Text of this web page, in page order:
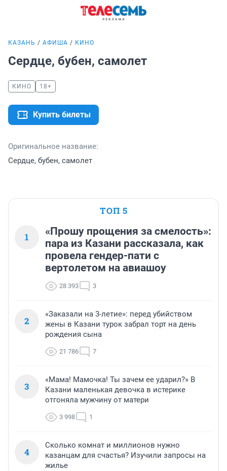
КАЗАНЬ АФИША КИНО
Сердце, бубен, самолет
КИНО 18+
Купить билеты
Оригинальное название:
Сердце, бубен, самолет
ТОП 5
1
«Прошу прощения за смелость»:
пара из Казани рассказала, как
провела гендер-пати с
вертолетом на авиашоу
28 393 3
2
«Заказали на 3-летие»: перед убийством
жены в Казани турок забрал торт на день
рождения сына
21 786 7
3
«Мама! Мамочка! Ты зачем ее ударил?» В
Казани маленькая девочка в истерике
отгоняла мужчину от матери
3 998 1
4
Сколько комнат и миллионов нужно
казанцам для счастья? Изучили запросы на
жилье